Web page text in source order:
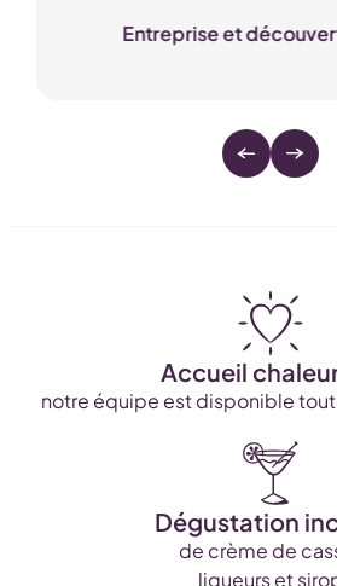
Entreprise et
Accueil
notre équipe est disponible
Dégustation
de crème de
liqueurs et